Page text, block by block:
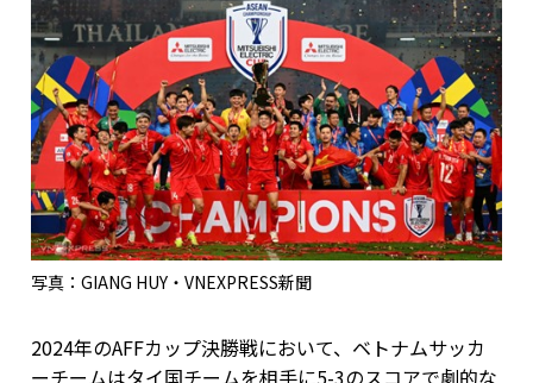
写真：GIANG HUY・VNEXPRESS新聞
2024年のAFFカップ決勝戦において、ベトナムサッカ
ーチームはタイ国チームを相手に5-3のスコアで劇的な